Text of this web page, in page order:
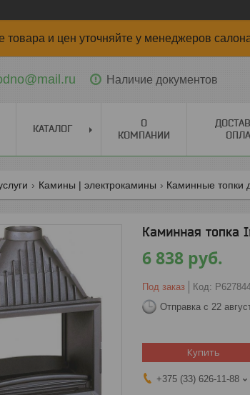
товара и цен уточняйте у менеджеров
Наличие документов
КАТАЛОГ
О
КОМПАНИИ
Камины | электрокамины Каминные топки
Каминная топка
6 838 руб.
Под заказ Код:
Отправка с 22
Купить
+375 (33) 626-11-88